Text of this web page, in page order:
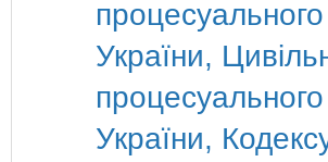
України,
України,